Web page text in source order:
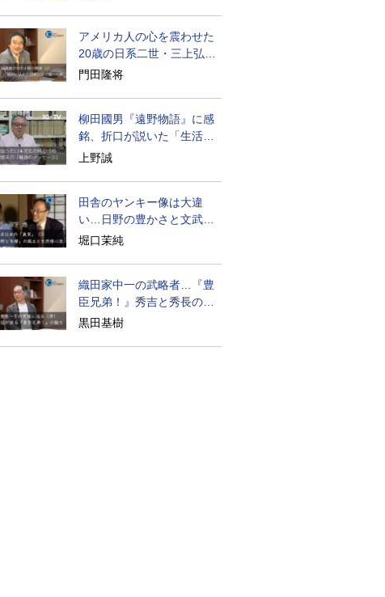
アメリカ人の心を震わせた
20歳の日系二世・三上弘文
の翻訳
門田隆将
柳田國男『遠野物語』に感
銘、折口が説いた「生活の
古典」
上野誠
田舎のヤンキー像は大違
い…日野の豊かさと文武両
道の気風
堀口茉純
織田家中一の武略者…『豊
臣兄弟！』秀吉と秀長の知
られざる実像
黒田基樹